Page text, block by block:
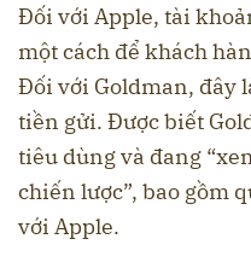
Đối với Apple, tài
một cách để khách
Đối với Goldman, đây
tiền gửi. Được biết
tiêu dùng và đang
chiến lược”, bao gồm
với Apple.